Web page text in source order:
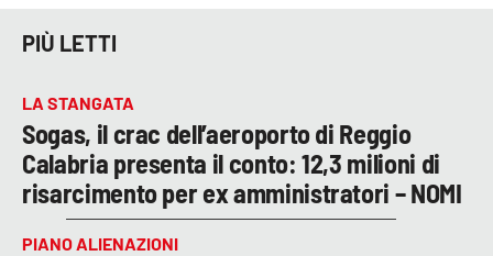
PIÙ LETTI
LA STANGATA
Sogas, il crac dell’aeroporto di Reggio
Calabria presenta il conto: 12,3 milioni di
risarcimento per ex amministratori – NOMI
PIANO ALIENAZIONI